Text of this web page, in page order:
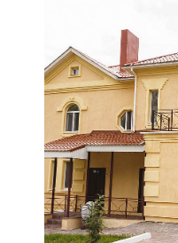
ощущали себя как дома. В
несколько вариантов
пожеланий приезжих
удовлетворит
Питание в санатории
день. Оно организовано
стола, когда каждый
соответствии с личными
идет о питании
притязательные вкусы